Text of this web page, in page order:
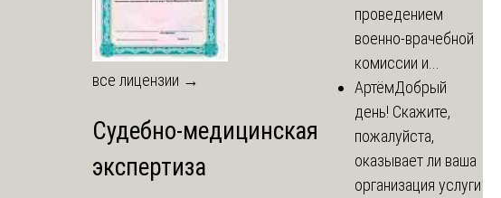
все лицензии →
Судебно-медицинская
экспертиза
проведением
военно-врачебной
комиссии и...
АртёмДобрый
день! Скажите,
пожалуйста,
оказывает ли ваша
организация услуги